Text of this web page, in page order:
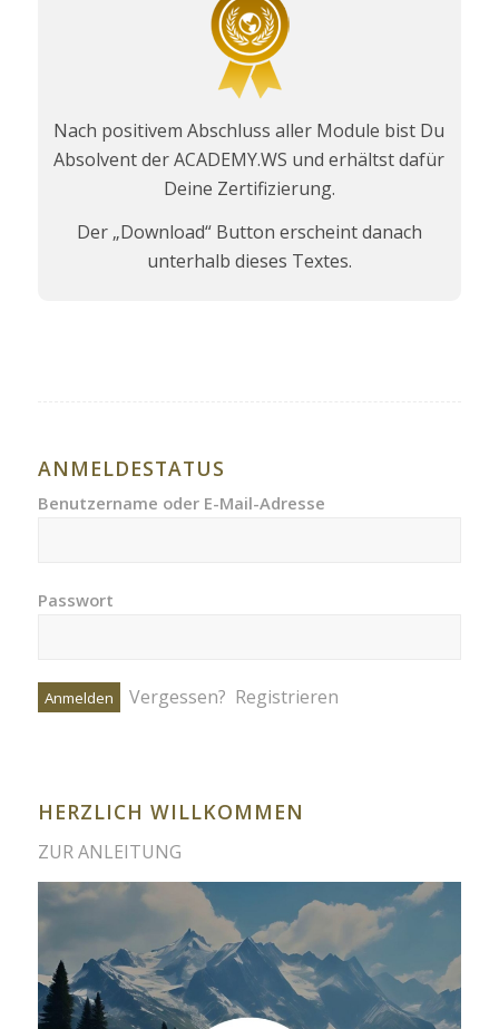
Nach positivem Abschluss aller Module bist Du
Absolvent der ACADEMY.WS und erhältst dafür
Deine Zertifizierung.
Der „Download“ Button erscheint danach
unterhalb dieses Textes.
ANMELDESTATUS
Benutzername oder E-Mail-Adresse
Passwort
Vergessen? Registrieren
HERZLICH WILLKOMMEN
ZUR ANLEITUNG